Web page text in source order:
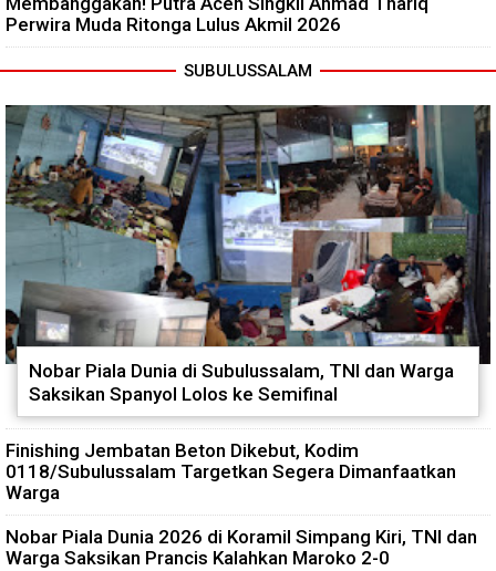
Perwira Muda Ritonga Lulus Akmil 2026
SUBULUSSALAM
Nobar Piala Dunia di Subulussalam, TNI dan Warga
Saksikan Spanyol Lolos ke Semifinal
Finishing Jembatan Beton Dikebut, Kodim
0118/Subulussalam Targetkan Segera Dimanfaatkan
Warga
Nobar Piala Dunia 2026 di Koramil Simpang Kiri, TNI dan
Warga Saksikan Prancis Kalahkan Maroko 2-0